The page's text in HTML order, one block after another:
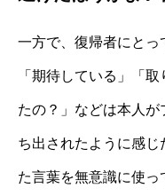
一方で、復帰者にとっ
「期待している」「
たの？」などは本人
ち出されたように感
た言葉を無意識に使っ